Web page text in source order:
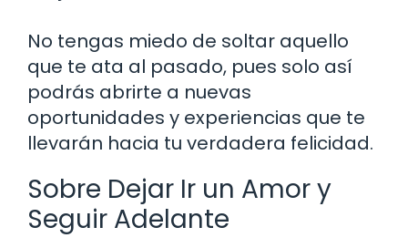
No tengas miedo de soltar aquello
que te ata al pasado, pues solo así
podrás abrirte a nuevas
oportunidades y experiencias que te
llevarán hacia tu verdadera felicidad.
Sobre Dejar Ir un Amor y
Seguir Adelante